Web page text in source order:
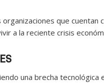
que cuentan
a la reciente crisis
una brecha